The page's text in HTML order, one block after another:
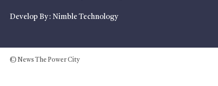
Develop By : Nimble Technology
© News The Power City